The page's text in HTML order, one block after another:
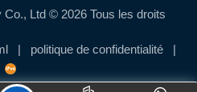
Ltd © 2026 Tous les droits
politique de confidentialité